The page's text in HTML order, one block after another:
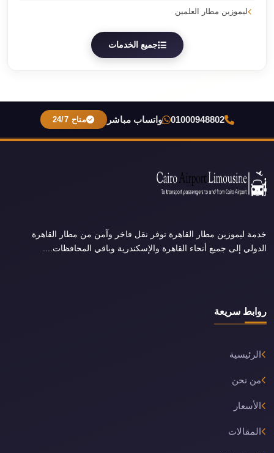
ليموزين مطار العلمين
جميع الخدمات
01000948802 واتساب مباشر متاح 24/7
خدمة ليموزين مطار القاهرة توفر نقل فاخر وآمن من مطار القاهرة
الدولي إلى جميع أنحاء القاهرة والإسكندرية وباقي المحافظات....
روابط سريعة
الرئيسية
من نحن
الأسعار
المقالات